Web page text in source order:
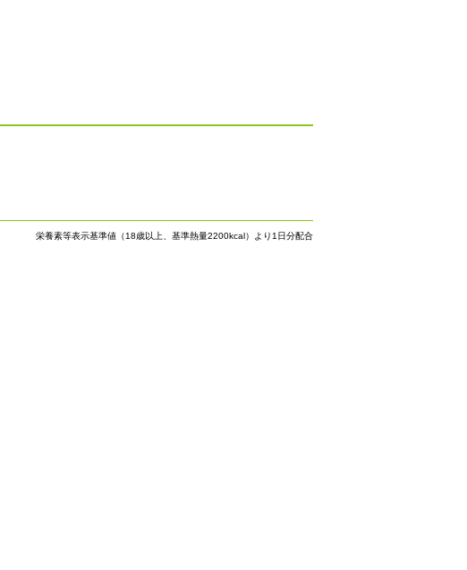
栄養素等表示基準値（18歳以上、基準熱量2200kcal）より1日分配合